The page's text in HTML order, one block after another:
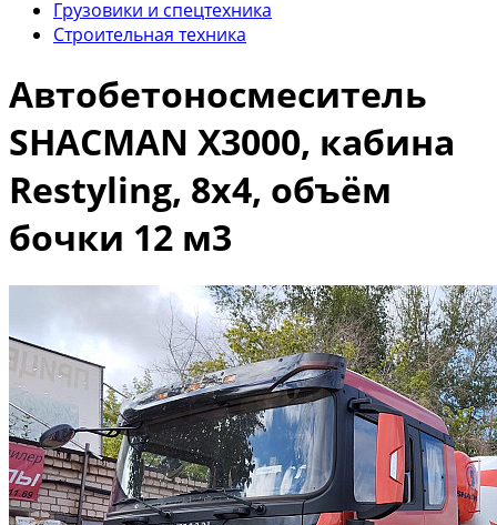
Грузовики и спецтехника
Строительная техника
Автобетоносмеситель
SHACMAN X3000, кабина
Restyling, 8х4, объём
бочки 12 м3